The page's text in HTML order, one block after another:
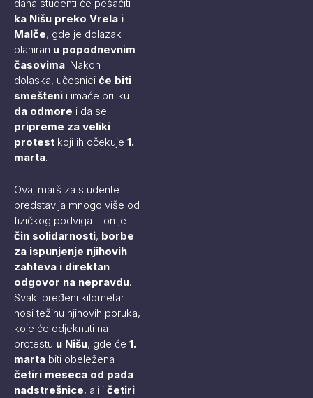
dana studenti će pešačiti
ka Nišu preko Vrela i
Malče, gde je dolazak
planiran u popodnevnim
časovima. Nakon
dolaska, učesnici će biti
smešteni i imaće priliku
da odmore i da se
pripreme za veliki
protest koji ih očekuje 1.
marta.
Ovaj marš za studente
predstavlja mnogo više od
fizičkog podviga – on je
čin solidarnosti, borbe
za ispunjenje njihovih
zahteva i direktan
odgovor na nepravdu.
Svaki pređeni kilometar
nosi težinu njihovih poruka,
koje će odjeknuti na
protestu u Nišu, gde će 1.
marta biti obeležena
četiri meseca od pada
nadstrešnice, ali i četiri